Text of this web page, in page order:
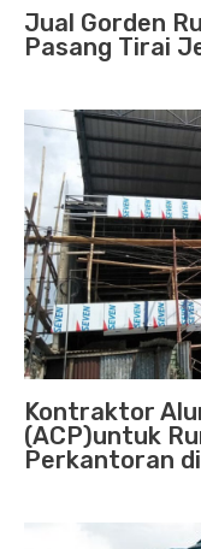
Jual Gorden
Pasang Tirai
Kontraktor
(ACP)untuk
Perkantoran